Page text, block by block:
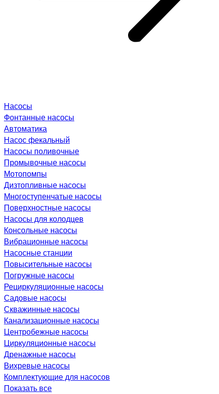
Насосы
Фонтанные насосы
Автоматика
Насос фекальный
Насосы поливочные
Промывочные насосы
Мотопомпы
Дизтопливные насосы
Многоступенчатые насосы
Поверхностные насосы
Насосы для колодцев
Консольные насосы
Вибрационные насосы
Насосные станции
Повысительные насосы
Погружные насосы
Рециркуляционные насосы
Садовые насосы
Скважинные насосы
Канализационные насосы
Центробежные насосы
Циркуляционные насосы
Дренажные насосы
Вихревые насосы
Комплектующие для насосов
Показать все